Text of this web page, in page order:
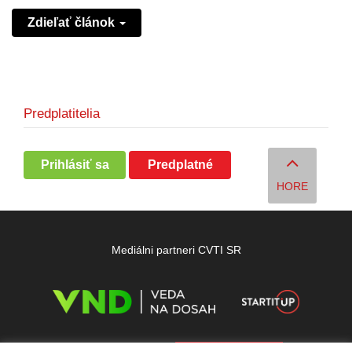
Zdieľať článok
Predplatitelia
Prihlásiť sa Predplatné
HORE
Mediálni partneri CVTI SR